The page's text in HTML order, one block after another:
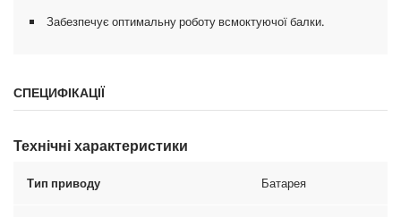
Забезпечує оптимальну роботу всмоктуючої балки.
СПЕЦИФІКАЦІЇ
Технічні характеристики
Тип приводу Батарея